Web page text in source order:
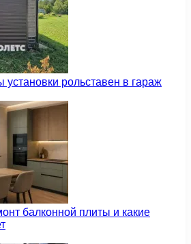
рольставен в гараж
балконной плиты и какие